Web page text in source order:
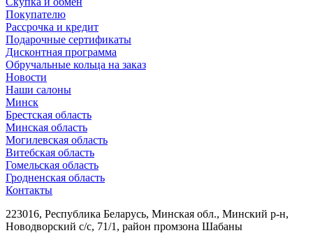
Покупателю
Рассрочка и кредит
Подарочные сертификаты
Дисконтная программа
Обручальные кольца на заказ
Новости
Наши салоны
Минск
Брестская область
Минская область
Могилевская область
Витебская область
Гомельская область
Гродненская область
Контакты
223016, Республика Беларусь, Минская обл., Минский р-н,
Новодворский с/с, 71/1, район промзона Шабаны